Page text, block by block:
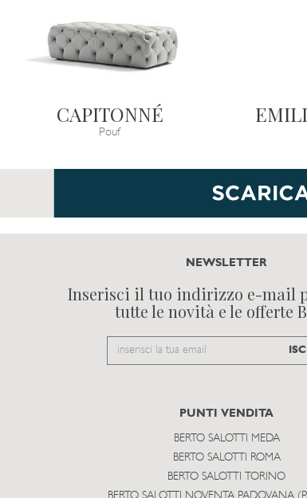
CAPITONNÉ
Pouf
NEWSLETTER
Inserisci il tuo indirizzo e-mail
tutte le novità e le offerte
Email
PUNTI VENDITA
BERTO SALOTTI MEDA
BERTO SALOTTI ROMA
BERTO SALOTTI TORINO